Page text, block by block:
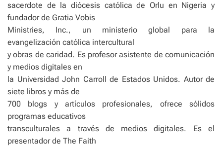
sacerdote de la diócesis católica de Orlu en Nigeria y
fundador de Gratia Vobis
Ministries, Inc., un ministerio global para la
evangelización católica intercultural
y obras de caridad. Es profesor asistente de comunicación
y medios digitales en
la Universidad John Carroll de Estados Unidos. Autor de
siete libros y más de
700 blogs y artículos profesionales, ofrece sólidos
programas educativos
transculturales a través de medios digitales. Es el
presentador de The Faith